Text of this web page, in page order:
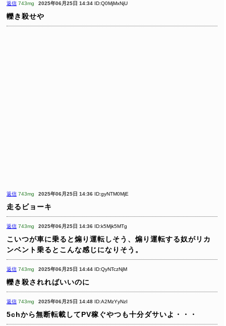
返信 743mg 2025年06月25日 14:34 ID:Q0MjMxNjU
轢き殺せや
返信 743mg 2025年06月25日 14:36 ID:gyNTM0MjE
走るビョーキ
返信 743mg 2025年06月25日 14:36 ID:k5Mjk5MTg
こいつが車に乗ると煽り運転しそう、煽り運転する奴がリカ
ンベント乗るとこんな感じになりそう。
返信 743mg 2025年06月25日 14:44 ID:QyNTczNjM
轢き殺されればいいのに
返信 743mg 2025年06月25日 14:48 ID:A2MzYyNzI
5chから無断転載してPV稼ぐやつも十分ダサいよ・・・